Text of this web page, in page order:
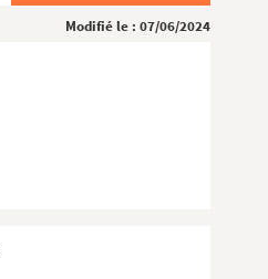
Modifié le : 07/06/2024